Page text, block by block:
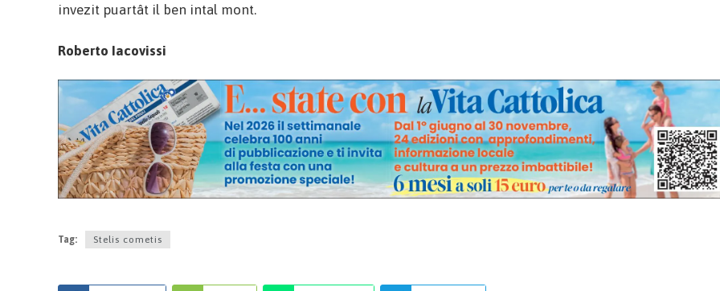
invezit puartât il ben intal mont.
Roberto Iacovissi
Tag: Stelis cometis